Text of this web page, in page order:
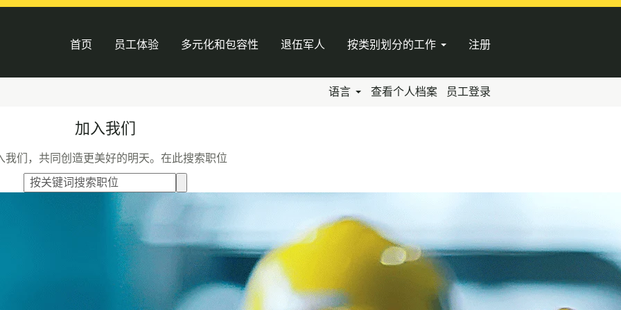
首页 员工体验 多元化和包容性 退伍军人 按类别划分的工作 注册
语言 查看个人档案 员工登录
加入我们
我们，共同创造更美好的明天。在此搜索职位
Search